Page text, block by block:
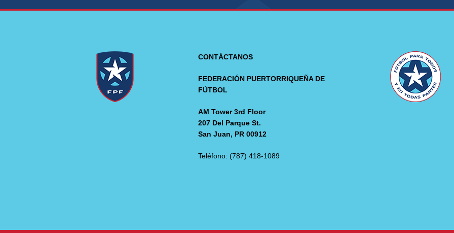
CONTÁCTANOS
FEDERACIÓN PUERTORRIQUEÑA DE
FÚTBOL
AM Tower 3rd Floor
207 Del Parque St.
San Juan, PR 00912
Teléfono: (787) 418-1089